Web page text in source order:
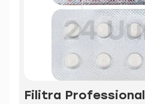
Filitra Professional